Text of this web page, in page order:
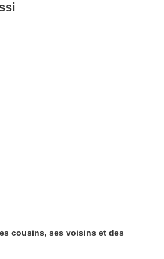
cousins, ses voisins et des